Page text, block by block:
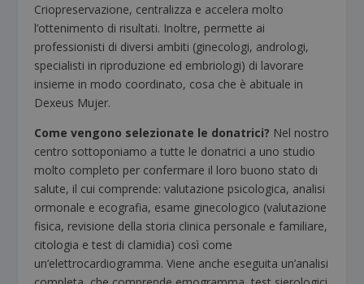
Criopreservazione, centralizza e accelera molto
l’ottenimento di risultati. Inoltre, permette ai
professionisti di diversi ambiti (ginecologi, andrologi,
specialisti in riproduzione ed embriologi) di lavorare
insieme in modo coordinato, cosa che è abituale in
Dexeus Mujer.
Come vengono selezionate le donatrici? Nel nostro
centro sottoponiamo a tutte le donatrici a uno studio
molto completo per confermare il loro buono stato di
salute, il cui comprende: valutazione psicologica, analisi
ormonale e ecografia, esame ginecologico (valutazione
fisica, revisione della storia clinica personale e familiare,
citologia e test di clamidia) così come
un’elettrocardiogramma. Viene anche eseguita un’analisi